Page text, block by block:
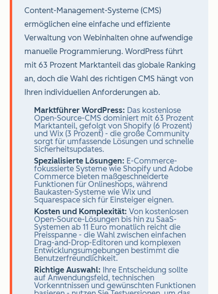
Content-Management-Systeme (CMS)
ermöglichen eine einfache und effiziente
Verwaltung von Webinhalten ohne aufwendige
manuelle Programmierung. WordPress führt
mit 63 Prozent Marktanteil das globale Ranking
an, doch die Wahl des richtigen CMS hängt von
Ihren individuellen Anforderungen ab.
Marktführer WordPress: Das kostenlose
Open-Source-CMS dominiert mit 63 Prozent
Marktanteil, gefolgt von Shopify (6 Prozent)
und Wix (3 Prozent) - die große Community
sorgt für umfassende Lösungen und schnelle
Sicherheitsupdates.
Spezialisierte Lösungen: E-Commerce-
fokussierte Systeme wie Shopify und Adobe
Commerce bieten maßgeschneiderte
Funktionen für Onlineshops, während
Baukasten-Systeme wie Wix und
Squarespace sich für Einsteiger eignen.
Kosten und Komplexität: Von kostenlosen
Open-Source-Lösungen bis hin zu SaaS-
Systemen ab 11 Euro monatlich reicht die
Preisspanne - die Wahl zwischen einfachen
Drag-and-Drop-Editoren und komplexen
Entwicklungsumgebungen bestimmt die
Benutzerfreundlichkeit.
Richtige Auswahl: Ihre Entscheidung sollte
auf Anwendungsfeld, technischen
Vorkenntnissen und gewünschten Funktionen